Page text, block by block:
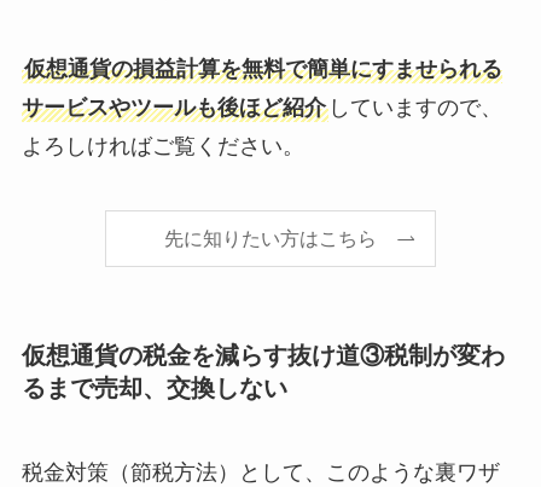
仮想通貨の損益計算を無料で簡単にすませられる
サービスやツールも後ほど紹介していますので、
よろしければご覧ください。
先に知りたい方はこちら
仮想通貨の税金を減らす抜け道③税制が変わ
るまで売却、交換しない
税金対策（節税方法）として、このような裏ワザ